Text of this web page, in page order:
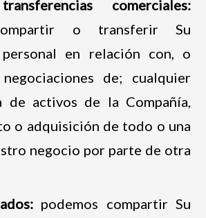
comerciales:
o transferir Su
personal en relación con, o
de; cualquier
de activos de la Compañía,
o adquisición de todo o una
negocio por parte de otra
podemos compartir Su